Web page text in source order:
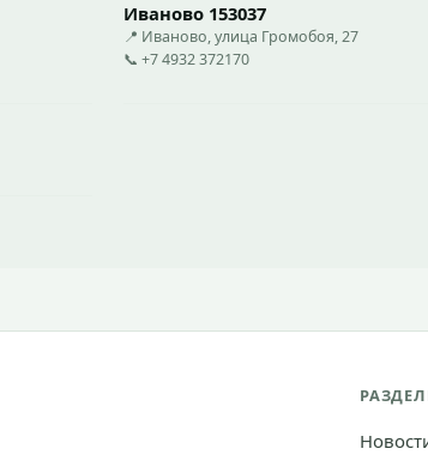
Иваново 153037
📍 Иваново, улица Громобоя, 27
📞 +7 4932 372170